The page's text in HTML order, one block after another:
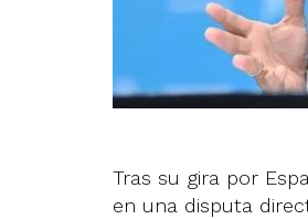
Tras su gira por
en una disputa